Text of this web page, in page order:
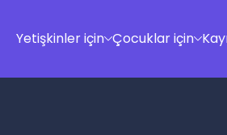
Yetişkinler için Çocuklar için